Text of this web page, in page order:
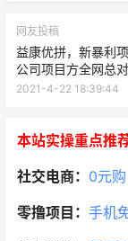
网友投稿
益康优拼，新暴利项
公司项目方全网总
2021-4-22 18:39:44
本站实操重点推
社交电商： 0元购
零撸项目： 手机